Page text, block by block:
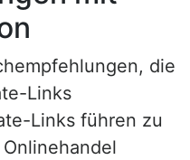
die
Links
Links führen zu